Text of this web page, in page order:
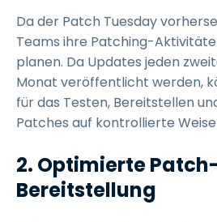
Da der Patch Tuesday
Teams ihre Patching-
planen. Da Updates jeden
Monat veröffentlicht werden,
für das Testen, Bereitstellen
Patches auf kontrollierte
2. Optimierte
Bereitstellung